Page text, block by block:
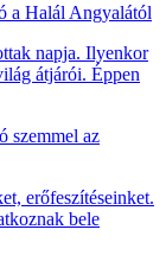
a Halál Angyalától
napja. Ilyenkor
átjárói. Éppen
szemmel az
erőfeszítéseinket.
bele